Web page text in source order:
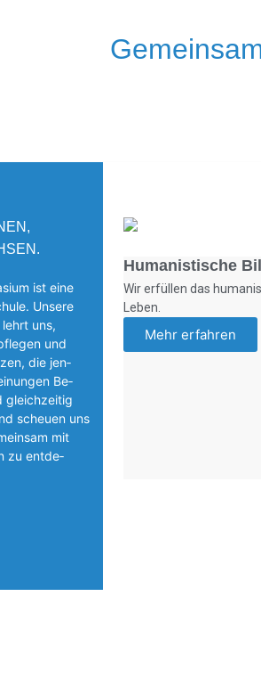
ist eine
Unsere
uns,
und
die jen­
Be­
gleichzeitig
scheuen uns
mit
zu entde­
Humanistische
Wir erfüllen das
Leben.
Mehr erfahren